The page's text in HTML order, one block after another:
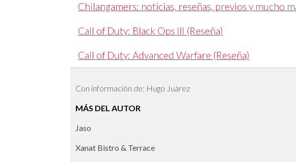
Chilangamers: noticias, reseñas, previos y mucho
Call of Duty: Black Ops III (Reseña)
Call of Duty: Advanced Warfare (Reseña)
Con información de: Hugo Juárez
MÁS DEL AUTOR
Jaso
Xanat Bistro & Terrace